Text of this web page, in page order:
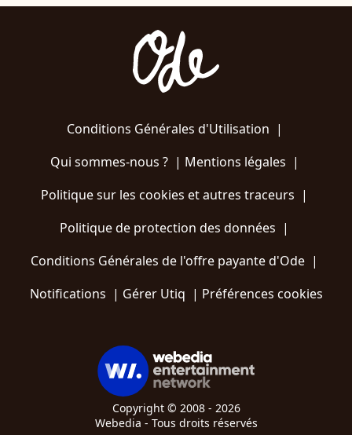
Conditions Générales d'Utilisation |
Qui sommes-nous ?| Mentions légales |
Politique sur les cookies et autres traceurs |
Politique de protection des données |
Conditions Générales de l'offre payante d'Ode |
Notifications | Gérer Utiq | Préférences cookies
Copyright © 2008 - 2026
Webedia - Tous droits réservés